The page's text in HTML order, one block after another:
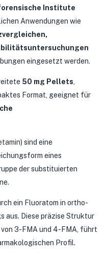
Institute
Anwendungen wie
eingesetzt werden.
50 mg Pellets
Format, geeignet für
) sind eine
eines
der substituierten
ein Fluoratom in ortho-
aus. Diese präzise Struktur
3-FMA und 4-FMA, führt
Profil.